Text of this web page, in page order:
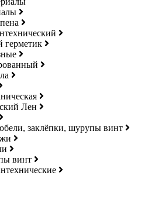
герметик
Лен
заклёпки, шурупы винт
винт